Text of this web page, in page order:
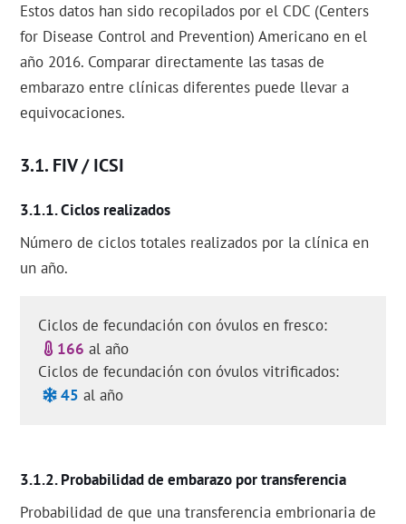
Estos datos han sido recopilados por el CDC (Centers
for Disease Control and Prevention) Americano en el
año 2016. Comparar directamente las tasas de
embarazo entre clínicas diferentes puede llevar a
equivocaciones.
FIV / ICSI
Ciclos realizados
Número de ciclos totales realizados por la clínica en
un año.
Ciclos de fecundación con óvulos en fresco:
166 al año
Ciclos de fecundación con óvulos vitrificados:
45 al año
Probabilidad de embarazo por transferencia
Probabilidad de que una transferencia embrionaria de